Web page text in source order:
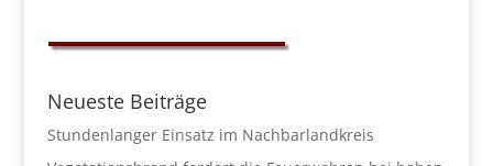
Neueste Beiträge
Stundenlanger Einsatz im Nachbarlandkreis